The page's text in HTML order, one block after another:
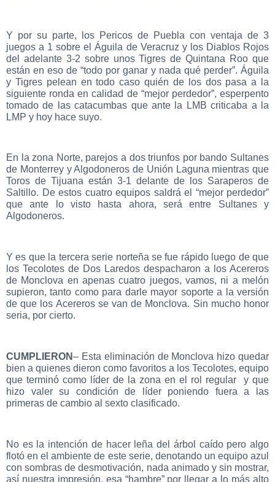
Y por su parte, los Pericos de Puebla con ventaja de 3
juegos a 1 sobre el Águila de Veracruz y los Diablos Rojos
del adelante 3-2 sobre unos Tigres de Quintana Roo que
están en eso de “todo por ganar y nada qué perder”. Águila
y Tigres pelean en todo caso quién de los dos pasa a la
siguiente ronda en calidad de “mejor perdedor”, esperpento
tomado de las catacumbas que ante la LMB criticaba a la
LMP y hoy hace suyo.
En la zona Norte, parejos a dos triunfos por bando Sultanes
de Monterrey y Algodoneros de Unión Laguna mientras que
Toros de Tijuana están 3-1 delante de los Saraperos de
Saltillo. De estos cuatro equipos saldrá el “mejor perdedor”
que ante lo visto hasta ahora, será entre Sultanes y
Algodoneros.
Y es que la tercera serie norteña se fue rápido luego de que
los Tecolotes de Dos Laredos despacharon a los Acereros
de Monclova en apenas cuatro juegos, vamos, ni a melón
supieron, tanto como para darle mayor soporte a la versión
de que los Acereros se van de Monclova. Sin mucho honor
seria, por cierto.
CUMPLIERON– Esta eliminación de Monclova hizo quedar
bien a quienes dieron como favoritos a los Tecolotes, equipo
que terminó como líder de la zona en el rol regular y que
hizo valer su condición de líder poniendo fuera a las
primeras de cambio al sexto clasificado.
No es la intención de hacer leña del árbol caído pero algo
flotó en el ambiente de este serie, denotando un equipo azul
con sombras de desmotivación, nada animado y sin mostrar,
así nuestra impresión, esa “hambre” por llegar a lo más alto